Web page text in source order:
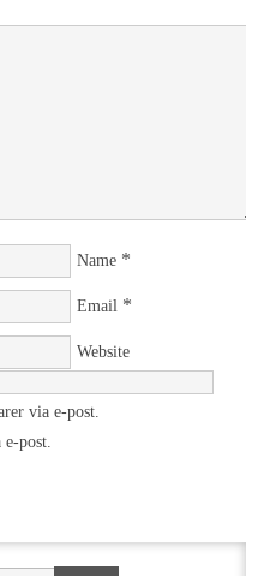
Name *
Email *
Website
via e-post.
post.